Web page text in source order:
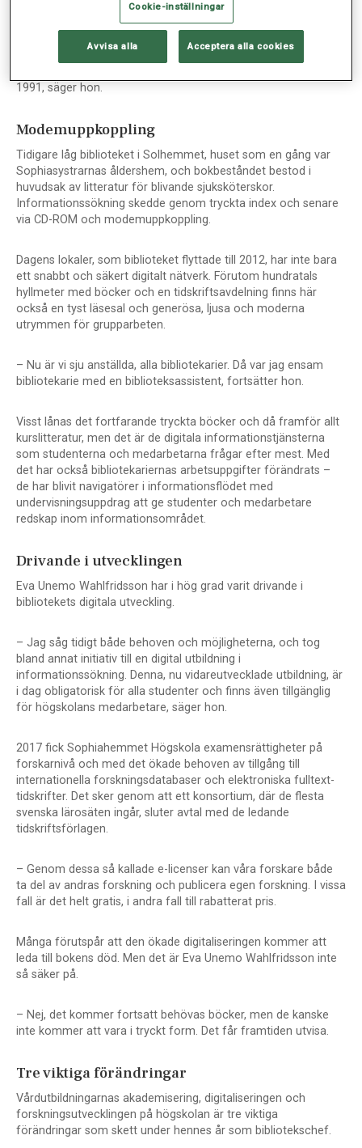
databassökningar och förklarar hur en referenslista i ett
akademiskt arbete ska utformas.
1991, säger hon.
Modemuppkoppling
Tidigare låg biblioteket i Solhemmet, huset som en gång var
Sophiasystrarnas åldershem, och bokbeståndet bestod i
huvudsak av litteratur för blivande sjuksköterskor.
Informationssökning skedde genom tryckta index och senare
via CD-ROM och modemuppkoppling.
Dagens lokaler, som biblioteket flyttade till 2012, har inte bara
ett snabbt och säkert digitalt nätverk. Förutom hundratals
hyllmeter med böcker och en tidskriftsavdelning finns här
också en tyst läsesal och generösa, ljusa och moderna
utrymmen för grupparbeten.
– Nu är vi sju anställda, alla bibliotekarier. Då var jag ensam
bibliotekarie med en biblioteksassistent, fortsätter hon.
Visst lånas det fortfarande tryckta böcker och då framför allt
kurslitteratur, men det är de digitala informationstjänsterna
som studenterna och medarbetarna frågar efter mest. Med
det har också bibliotekariernas arbetsuppgifter förändrats –
de har blivit navigatörer i informationsflödet med
undervisningsuppdrag att ge studenter och medarbetare
redskap inom informationsområdet.
Drivande i utvecklingen
Eva Unemo Wahlfridsson har i hög grad varit drivande i
bibliotekets digitala utveckling.
– Jag såg tidigt både behoven och möjligheterna, och tog
bland annat initiativ till en digital utbildning i
informationssökning. Denna, nu vidareutvecklade utbildning, är
i dag obligatorisk för alla studenter och finns även tillgänglig
för högskolans medarbetare, säger hon.
2017 fick Sophiahemmet Högskola examensrättigheter på
forskarnivå och med det ökade behoven av tillgång till
internationella forskningsdatabaser och elektroniska fulltext-
tidskrifter. Det sker genom att ett konsortium, där de flesta
svenska lärosäten ingår, sluter avtal med de ledande
tidskriftsförlagen.
– Genom dessa så kallade e-licenser kan våra forskare både
ta del av andras forskning och publicera egen forskning. I vissa
fall är det helt gratis, i andra fall till rabatterat pris.
Många förutspår att den ökade digitaliseringen kommer att
leda till bokens död. Men det är Eva Unemo Wahlfridsson inte
så säker på.
– Nej, det kommer fortsatt behövas böcker, men de kanske
inte kommer att vara i tryckt form. Det får framtiden utvisa.
Tre viktiga förändringar
Vårdutbildningarnas akademisering, digitaliseringen och
forskningsutvecklingen på högskolan är tre viktiga
förändringar som skett under hennes år som bibliotekschef.
Cookie-inställningar
Avvisa alla Acceptera alla cookies